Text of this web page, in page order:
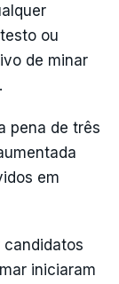
ou
de minar
pena de três
em
candidatos
iniciaram